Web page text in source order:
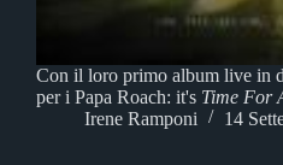
Con il loro primo album live in
per i Papa Roach: it's Time For
Irene Ramponi
14